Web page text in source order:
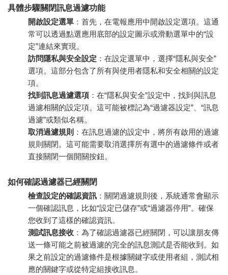
具體步驟關閉訊息過濾功能
開啟設定選單 ：首先，在電報應用中開啟設定選項。這通
常可以透過點選應用底部的設定圖示或滑動選單中的“設
定”連結來實現。
訪問隱私與安全設定 ：在設定選單中，選擇“隱私與安全”
選項。這部分包含了所有與使用者隱私和安全相關的設定
項。
找到訊息過濾選項 ：在“隱私與安全”設定中，找到與訊息
過濾相關的設定項。這可能被標記為“過濾器設定”、“訊息
過濾”或類似名稱。
取消過濾規則 ：在訊息過濾的設定中，將所有啟用的過濾
規則關閉。這可能需要取消選擇所有選中的過濾條件或者
直接關閉一個開關按鈕。
如何確認過濾器已經關閉
檢查設定的確認資訊 ：關閉過濾規則後，系統通常會顯示
一個確認訊息，比如“設定已儲存”或“過濾器停用”。確保
您收到了這樣的確認資訊。
測試訊息接收 ：為了確認過濾器已經關閉，可以讓朋友傳
送一條可能之前被過濾的完全的訊息測試是否能收到。如
果之前設定的過濾條件是根據關鍵字或使用者組，測試相
應的關鍵字或從特定組接收訊息。